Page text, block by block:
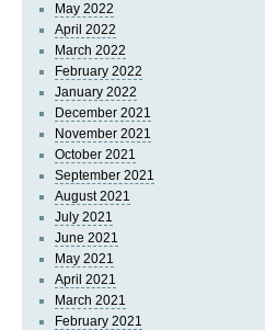
May 2022
April 2022
March 2022
February 2022
January 2022
December 2021
November 2021
October 2021
September 2021
August 2021
July 2021
June 2021
May 2021
April 2021
March 2021
February 2021